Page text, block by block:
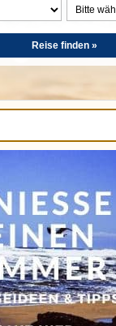
Reise finden »